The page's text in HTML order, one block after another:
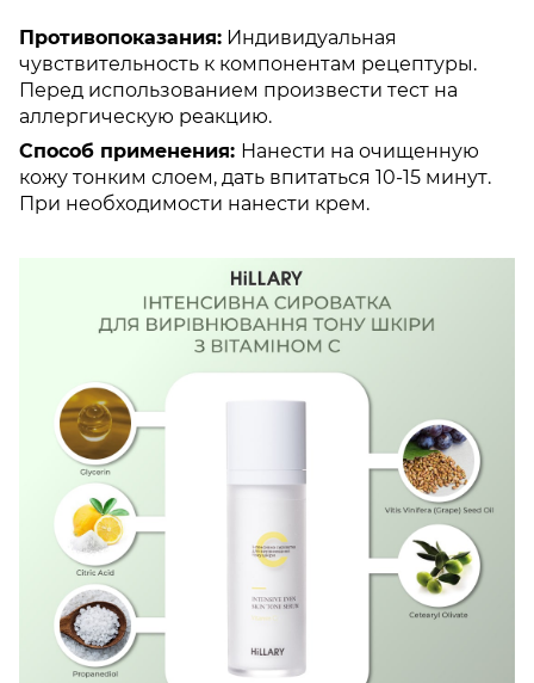
Противопоказания: Индивидуальная
чувствительность к компонентам рецептуры.
Перед использованием произвести тест на
аллергическую реакцию.
Способ применения: Нанести на очищенную
кожу тонким слоем, дать впитаться 10-15 минут.
При необходимости нанести крем.